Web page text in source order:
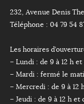
232, Avenue Denis
Téléphone : 04 79 54
Les horaires
– Lundi : de 9 à 12 h et
– Mardi : fermé le
– Mercredi : de 9 à 12
– Jeudi : de 9 à 12 h et